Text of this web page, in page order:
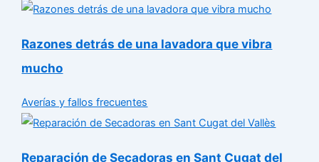
Razones detrás de una lavadora que vibra
mucho
Averías y fallos frecuentes
Reparación de Secadoras en Sant Cugat del